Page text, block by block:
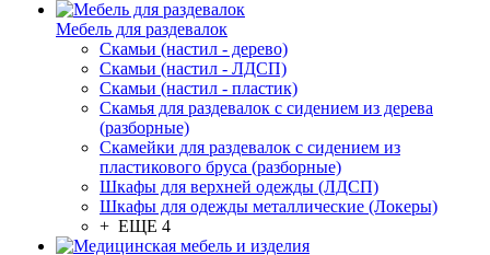
Мебель для раздевалок
Скамьи (настил - дерево)
Скамьи (настил - ЛДСП)
Скамьи (настил - пластик)
Скамья для раздевалок с сидением из дерева
(разборные)
Скамейки для раздевалок с сидением из
пластикового бруса (разборные)
Шкафы для верхней одежды (ЛДСП)
Шкафы для одежды металлические (Локеры)
+ ЕЩЕ 4